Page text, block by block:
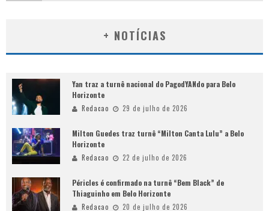
+ NOTÍCIAS
Yan traz a turnê nacional do PagodYANdo para Belo
Horizonte
Redacao 29 de julho de 2026
Milton Guedes traz turnê “Milton Canta Lulu” a Belo
Horizonte
Redacao 22 de julho de 2026
Péricles é confirmado na turnê “Bem Black” de
Thiaguinho em Belo Horizonte
Redacao 20 de julho de 2026